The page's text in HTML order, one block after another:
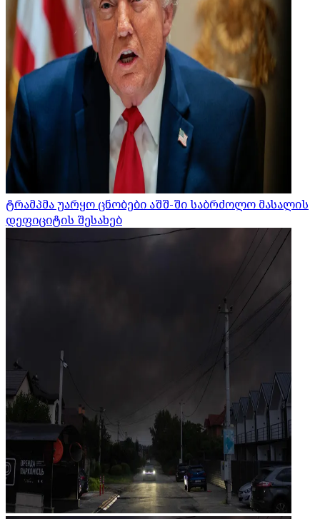
ტრამპმა უარყო ცნობები აშშ-ში საბრძოლო მასალის
დეფიციტის შესახებ